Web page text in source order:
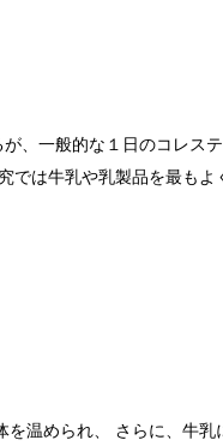
、一般的な１日のコレス
では牛乳や乳製品を最もよ
温められ、 さらに、牛乳